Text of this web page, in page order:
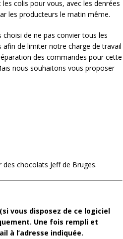
colis pour vous, avec les denrées
les producteurs le matin même.
choisi de ne pas convier tous les
afin de limiter notre charge de travail
des commandes pour cette
nous souhaitons vous proposer
chocolats Jeff de Bruges.
(si vous disposez de ce logiciel
Une fois rempli et
à l’adresse indiquée.